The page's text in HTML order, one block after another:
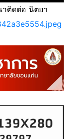
ติดต่อ นิตยา